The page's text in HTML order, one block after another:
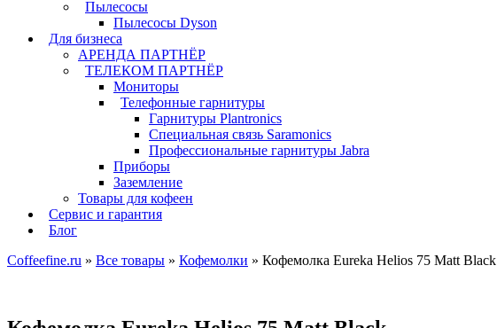
Пылесосы
Пылесосы Dyson
Для бизнеса
АРЕНДА ПАРТНЁР
ТЕЛЕКОМ ПАРТНЁР
Мониторы
Телефонные гарнитуры
Гарнитуры Plantronics
Специальная связь Saramonics
Профессиональные гарнитуры Jabra
Приборы
Заземление
Товары для кофеен
Сервис и гарантия
Блог
Coffeefine.ru » Все товары » Кофемолки » Кофемолка Eureka Helios 75 Matt Black